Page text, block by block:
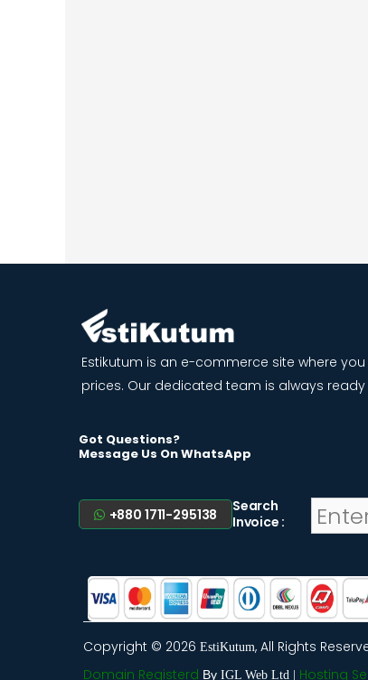
Estikutum is an e-commerce site where
prices. Our dedicated team is always
Got Questions?
Message Us On WhatsApp
+880 1711-295138
Search
Invoice :
Copyright © 2026 EstiKutum, All Rights
Domain Registerd By IGL Web Ltd | Hosting